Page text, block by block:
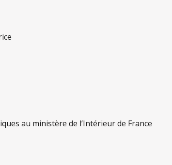
au ministère de l’Intérieur de France